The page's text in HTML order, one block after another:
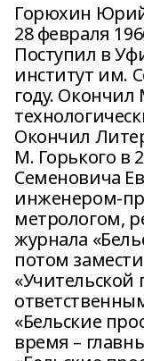
Горюхин
28 февраля
Поступил в
институт им.
году. Окончил
Окончил
М. Горького в
Семеновича
инженером-
метрологом,
журнала
потом
«Учительской
«Бельские
время –